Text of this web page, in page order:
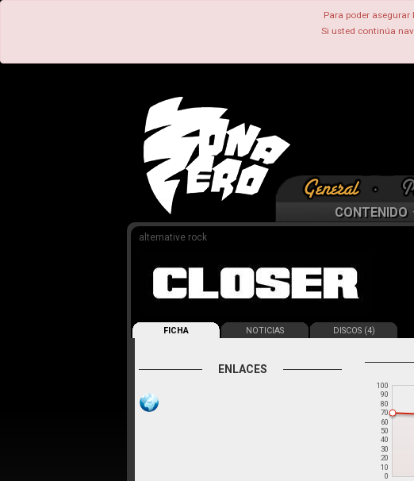
Para poder
Si usted continúa
CONTENIDO
alternative rock
FICHA NOTICIAS DISCOS (4)
ENLACES
0
10
20
30
40
50
60
70
80
90
100